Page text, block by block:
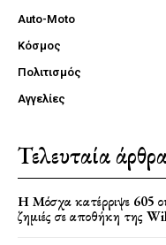
Auto-Moto
Κόσμος
Πολιτισμός
Αγγελίες
Τελευταία
Η Μόσχα κατέρριψε 605
ζημιές σε αποθήκη της